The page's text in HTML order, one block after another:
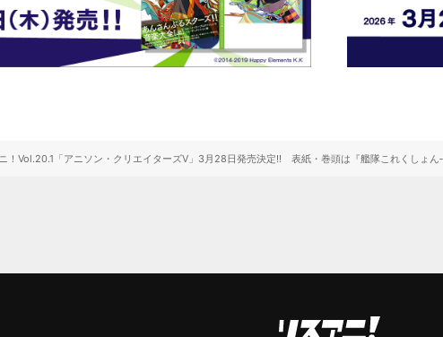
！Vol.20.1「アニソン・クリエイターズⅤ」3月28日発売決定!! 表紙・巻頭は『艦隊これくしょん‐